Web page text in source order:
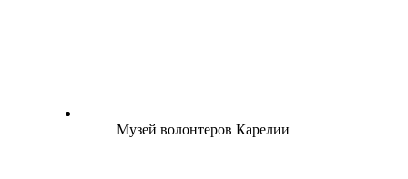
Музей волонтеров Карелии